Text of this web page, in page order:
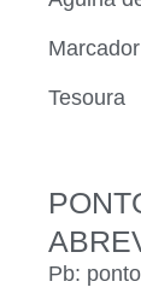
Tesoura
Pb: